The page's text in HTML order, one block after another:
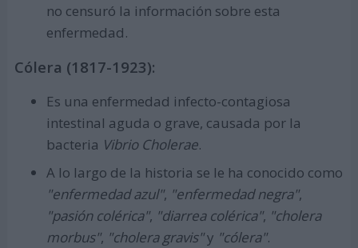
no censuró la información sobre esta
enfermedad.
Cólera (1817-1923):
Es una enfermedad infecto-contagiosa
intestinal aguda o grave, causada por la
bacteria Vibrio Cholerae.
A lo largo de la historia se le ha conocido como
"enfermedad azul", "enfermedad negra",
"pasión colérica", "diarrea colérica", "cholera
morbus", "cholera gravis"y "cólera".